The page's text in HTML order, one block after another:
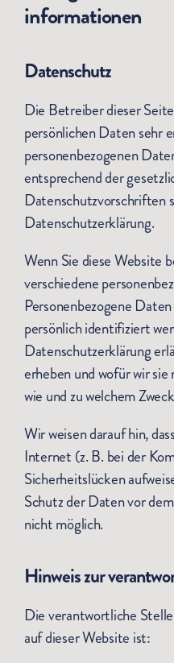
informationen
Datenschutz
Die Betreiber dieser
persönlichen Daten sehr
personenbezogenen
entsprechend der
Datenschutzvorschriften
Datenschutzerklärung.
Wenn Sie diese Website
verschiedene
Personenbezogene
persönlich identifiziert
Datenschutzerklärung
erheben und wofür wir
wie und zu welchem
Wir weisen darauf hin,
Internet (z. B. bei der
Sicherheitslücken
Schutz der Daten vor
nicht möglich.
Hinweis zur
Die verantwortliche
auf dieser Website ist: